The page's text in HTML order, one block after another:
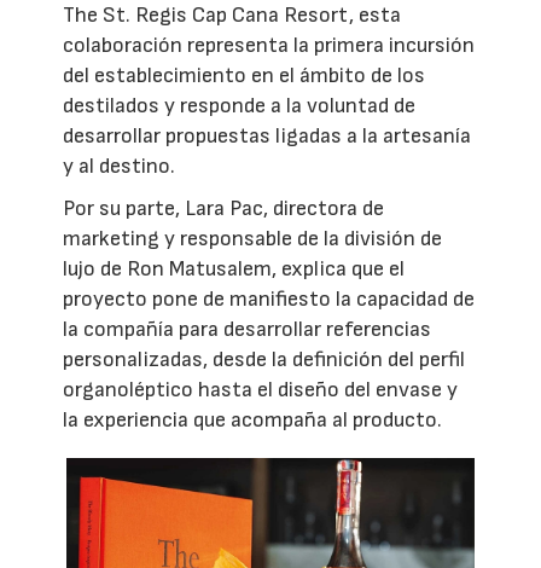
The St. Regis Cap Cana Resort, esta
colaboración representa la primera incursión
del establecimiento en el ámbito de los
destilados y responde a la voluntad de
desarrollar propuestas ligadas a la artesanía
y al destino.
Por su parte, Lara Pac, directora de
marketing y responsable de la división de
lujo de Ron Matusalem, explica que el
proyecto pone de manifiesto la capacidad de
la compañía para desarrollar referencias
personalizadas, desde la definición del perfil
organoléptico hasta el diseño del envase y
la experiencia que acompaña al producto.